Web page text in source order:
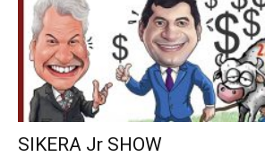
SIKERA Jr SHOW